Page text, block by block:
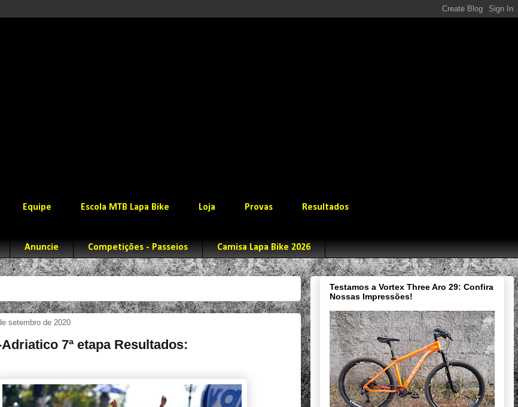
Equipe Escola MTB Lapa Bike Loja Provas Resultados
Anuncie Competições - Passeios Camisa Lapa Bike 2026
setembro de 2020
7ª etapa Resultados:
Testamos a Vortex Three Aro 29: Confira
Nossas Impressões!